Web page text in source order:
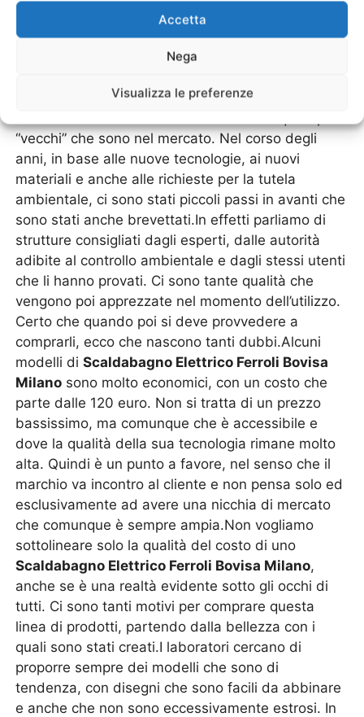
Accetta
Nega
Visualizza le preferenze
Ogni marchio specializzato negli impianti di
riscaldamento ha la sua linea di scaldabagni e
scalda acqua, come la linea di modelli di
meccanismo impiegato nelloScaldabagno
“vecchi” che sono nel mercato. Nel corso degli
anni, in base alle nuove tecnologie, ai nuovi
materiali e anche alle richieste per la tutela
ambientale, ci sono stati piccoli passi in avanti che
sono stati anche brevettati.In effetti parliamo di
strutture consigliati dagli esperti, dalle autorità
adibite al controllo ambientale e dagli stessi utenti
che li hanno provati. Ci sono tante qualità che
vengono poi apprezzate nel momento dell’utilizzo.
Certo che quando poi si deve provvedere a
comprarli, ecco che nascono tanti dubbi.Alcuni
modelli diScaldabagno Elettrico Ferroli Bovisa
Milano sono molto economici, con un costo che
parte dalle 120 euro. Non si tratta di un prezzo
bassissimo, ma comunque che è accessibile e
dove la qualità della sua tecnologia rimane molto
alta. Quindi è un punto a favore, nel senso che il
marchio va incontro al cliente e non pensa solo ed
esclusivamente ad avere una nicchia di mercato
che comunque è sempre ampia.Non vogliamo
sottolineare solo la qualità del costo di uno
Scaldabagno Elettrico Ferroli Bovisa Milano,
anche se è una realtà evidente sotto gli occhi di
tutti. Ci sono tanti motivi per comprare questa
linea di prodotti, partendo dalla bellezza con i
quali sono stati creati.I laboratori cercano di
proporre sempre dei modelli che sono di
tendenza, con disegni che sono facili da abbinare
e anche che non sono eccessivamente estrosi. In